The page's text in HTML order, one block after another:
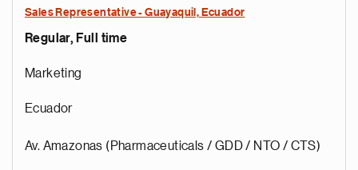
Sales Representative - Guayaquil, Ecuador
Regular, Full time
Marketing
Ecuador
Av. Amazonas (Pharmaceuticals / GDD / NTO / CTS)